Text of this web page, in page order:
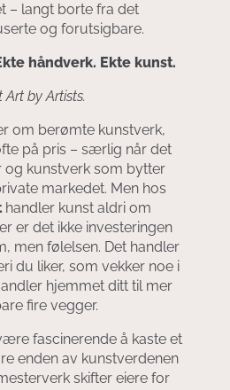
– langt borte fra det
og forutsigbare.
håndverk. Ekte kunst.
Art by Artists.
om berømte kunstverk,
på pris – særlig når det
og kunstverk som bytter
markedet. Men hos
handler kunst aldri om
er det ikke investeringen
men følelsen. Det handler
du liker, som vekker noe i
hjemmet ditt til mer
fire vegger.
fascinerende å kaste et
enden av kunstverdenen
skifter eiere for